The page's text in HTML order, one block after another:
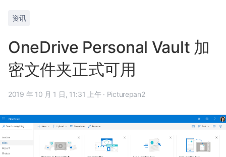
资讯
OneDrive Personal Vault 加
密文件夹正式可用
2019 年 10 月 1 日, 11:31 上午 · Picturepan2